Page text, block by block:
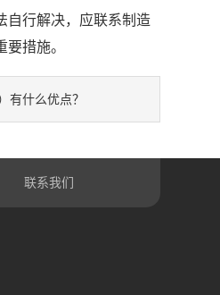
自行解决，应联系制造
措施。
有什么优点？
联系我们